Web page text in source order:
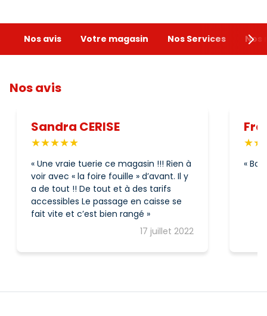
Nos avis Votre magasin Nos Services Nos
Nos avis
Sandra CERISE
17 juillet 2022
Une vraie tuerie ce magasin !!! Rien à
voir avec « la foire fouille » d’avant. Il y
a de tout !! De tout et à des tarifs
accessibles Le passage en caisse se
fait vite et c’est bien rangé